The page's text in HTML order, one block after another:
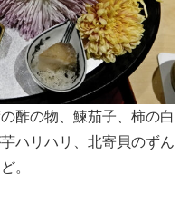
酢の物、鰊茄子、柿の白
ハリハリ、北寄貝のずん
。